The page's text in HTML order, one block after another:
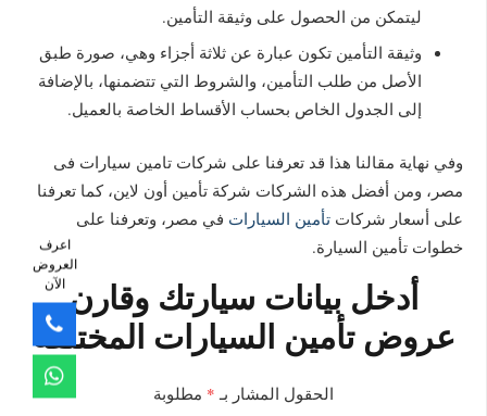
ليتمكن من الحصول على وثيقة التأمين.
وثيقة التأمين تكون عبارة عن ثلاثة أجزاء وهي، صورة طبق
الأصل من طلب التأمين، والشروط التي تتضمنها، بالإضافة
إلى الجدول الخاص بحساب الأقساط الخاصة بالعميل.
وفي نهاية مقالنا هذا قد تعرفنا على شركات تامين سيارات فى
مصر، ومن أفضل هذه الشركات شركة تأمين أون لاين، كما تعرفنا
على أسعار شركاتتأمين السيارات في مصر، وتعرفنا على
خطوات تأمين السيارة.
أدخل بيانات سيارتك وقارن
عروض تأمين السيارات المختلفة
الحقول المشار بـ * مطلوبة
اعرف
العروض
الآن